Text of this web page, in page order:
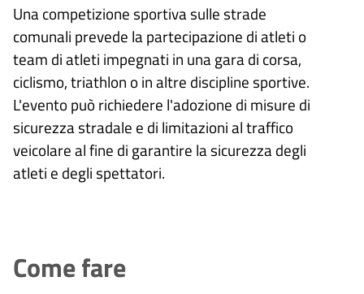
Una competizione sportiva sulle strade
comunali prevede la partecipazione di atleti o
team di atleti impegnati in una gara di corsa,
ciclismo, triathlon o in altre discipline sportive.
L'evento può richiedere l'adozione di misure di
sicurezza stradale e di limitazioni al traffico
veicolare al fine di garantire la sicurezza degli
atleti e degli spettatori.
Come fare